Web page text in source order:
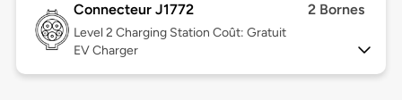
Connecteur J1772 2 Bornes
Level 2 Charging Station Coût: Gratuit
EV Charger